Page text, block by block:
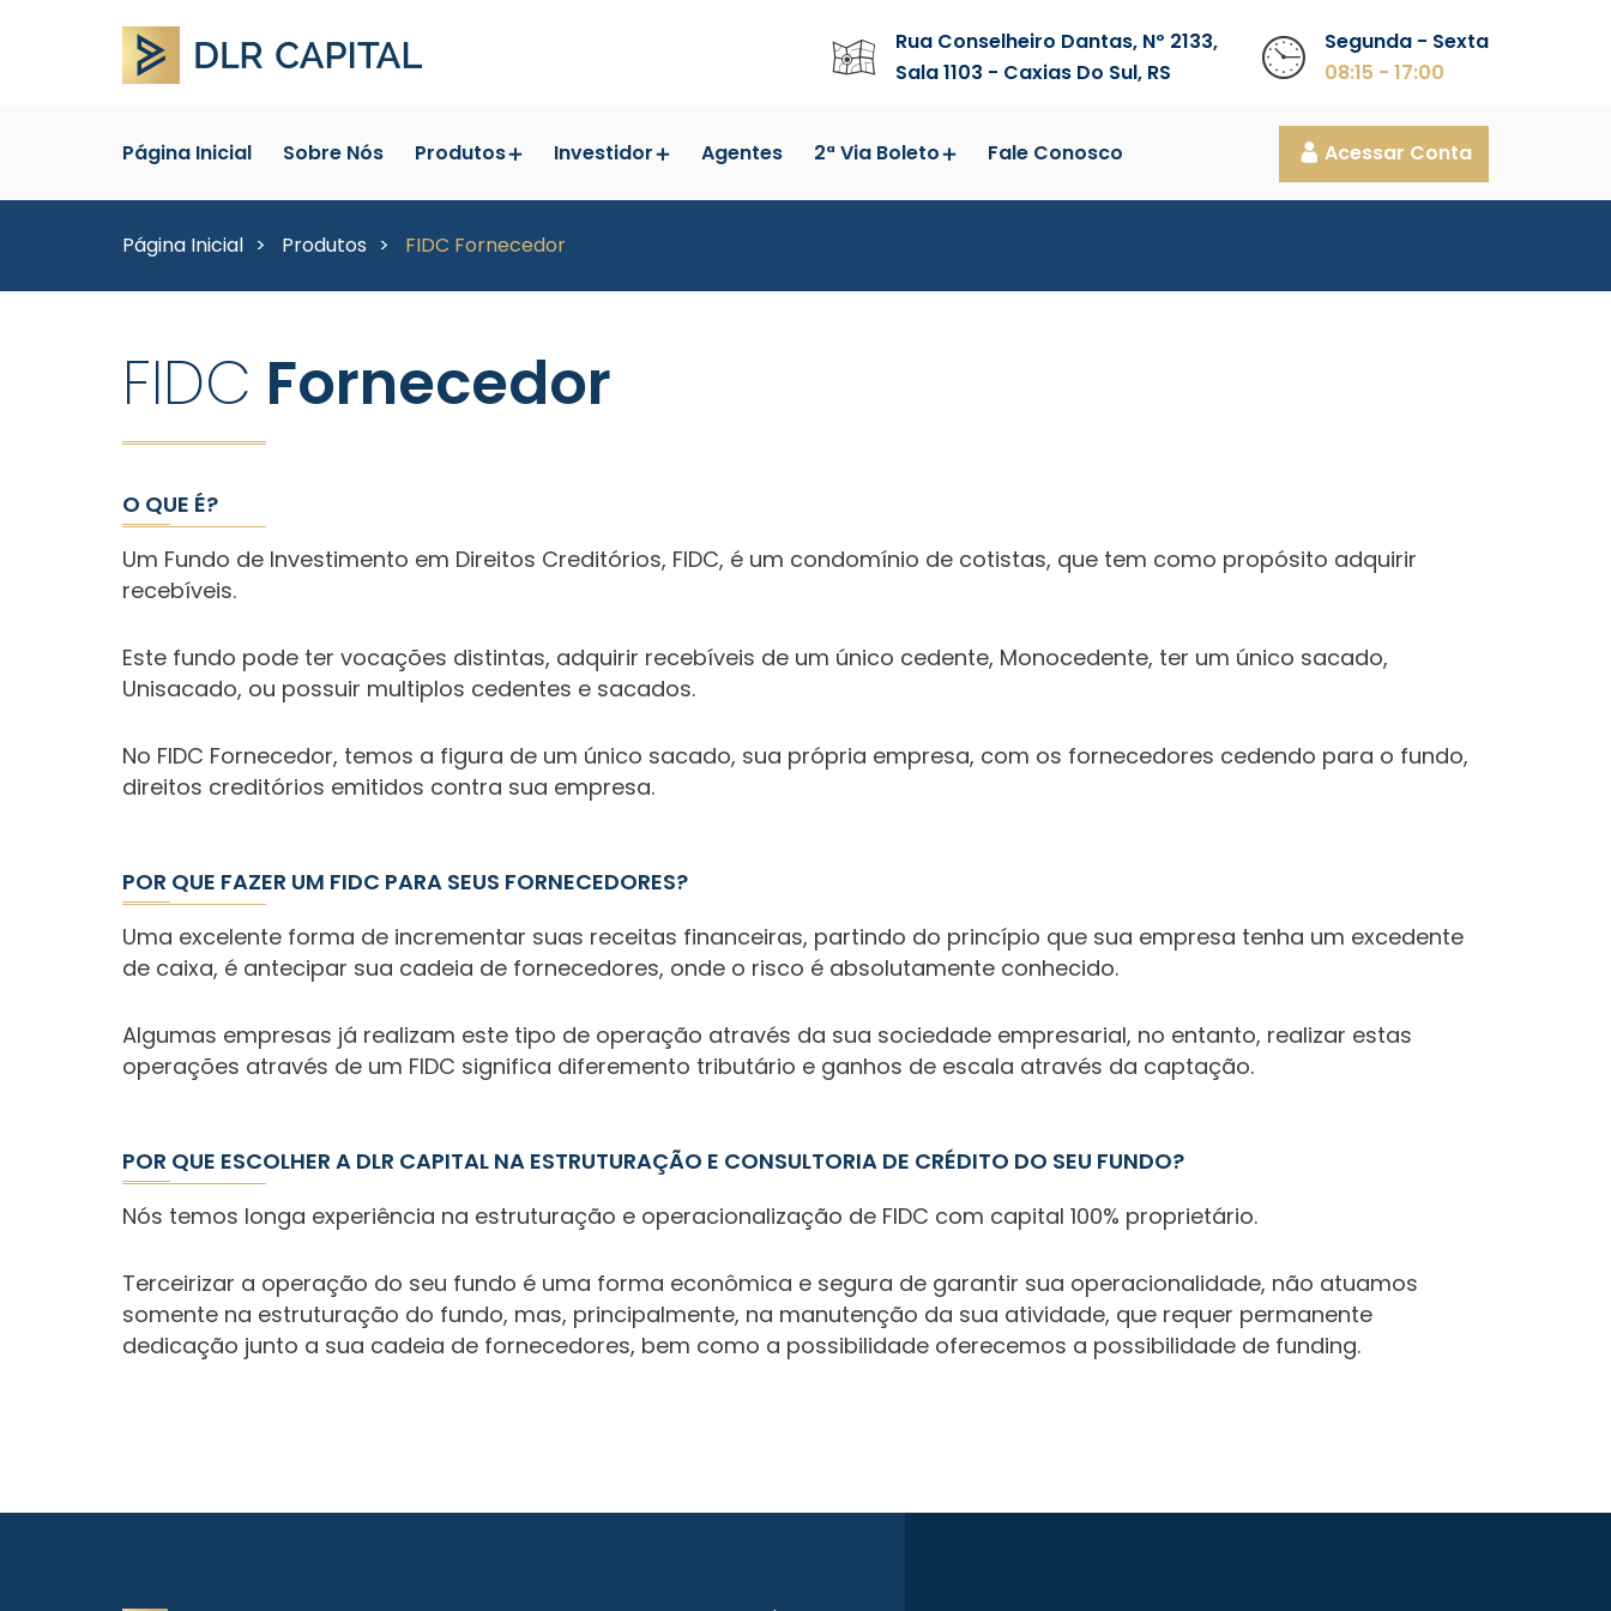
Rua Conselheiro Dantas, Nº 2133,
Sala 1103 - Caxias Do Sul, RS
Segunda - Sexta
08:15 - 17:00
Página Inicial Sobre Nós Produtos Investidor Agentes 2ª Via Boleto Fale Conosco Acessar Conta
Página Inicial Produtos FIDC Fornecedor
FIDC Fornecedor
O QUE É?
Um Fundo de Investimento em Direitos Creditórios, FIDC, é um condomínio de cotistas, que tem como propósito adquirir
recebíveis.
Este fundo pode ter vocações distintas, adquirir recebíveis de um único cedente, Monocedente, ter um único sacado,
Unisacado, ou possuir multiplos cedentes e sacados.
No FIDC Fornecedor, temos a figura de um único sacado, sua própria empresa, com os fornecedores cedendo para o fundo,
direitos creditórios emitidos contra sua empresa.
POR QUE FAZER UM FIDC PARA SEUS FORNECEDORES?
Uma excelente forma de incrementar suas receitas financeiras, partindo do princípio que sua empresa tenha um excedente
de caixa, é antecipar sua cadeia de fornecedores, onde o risco é absolutamente conhecido.
Algumas empresas já realizam este tipo de operação através da sua sociedade empresarial, no entanto, realizar estas
operações através de um FIDC significa diferemento tributário e ganhos de escala através da captação.
POR QUE ESCOLHER A DLR CAPITAL NA ESTRUTURAÇÃO E CONSULTORIA DE CRÉDITO DO SEU FUNDO?
Nós temos longa experiência na estruturação e operacionalização de FIDC com capital 100% proprietário.
Terceirizar a operação do seu fundo é uma forma econômica e segura de garantir sua operacionalidade, não atuamos
somente na estruturação do fundo, mas, principalmente, na manutenção da sua atividade, que requer permanente
dedicação junto a sua cadeia de fornecedores, bem como a possibilidade oferecemos a possibilidade de funding.